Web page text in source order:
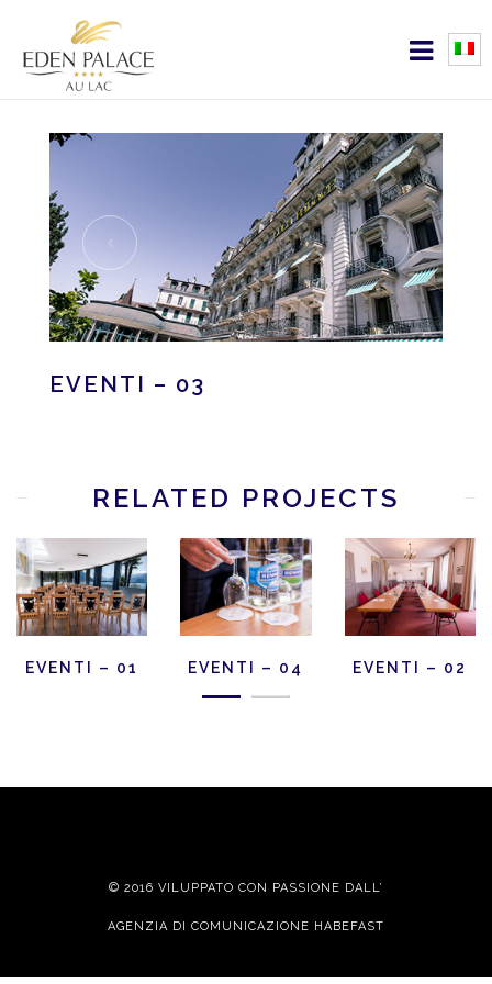
EVENTI – 03
RELATED PROJECTS
EVENTI – 01 EVENTI – 04 EVENTI – 02
© 2016 VILUPPATO CON PASSIONE DALL’
AGENZIA DI COMUNICAZIONE HABEFAST